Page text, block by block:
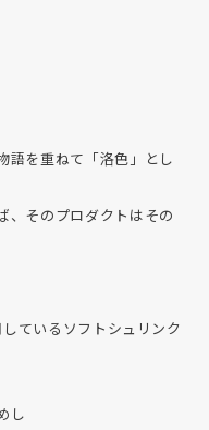
語を重ねて「洛色」とし
、そのプロダクトはその
ているソフトシュリンク
し